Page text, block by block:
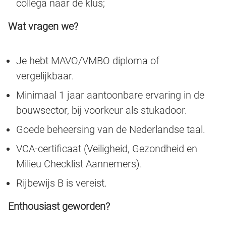
collega naar de klus;
Wat vragen we?
Je hebt MAVO/VMBO diploma of
vergelijkbaar.
Minimaal 1 jaar aantoonbare ervaring in de
bouwsector, bij voorkeur als stukadoor.
Goede beheersing van de Nederlandse taal.
VCA-certificaat (Veiligheid, Gezondheid en
Milieu Checklist Aannemers).
Rijbewijs B is vereist.
Enthousiast geworden?